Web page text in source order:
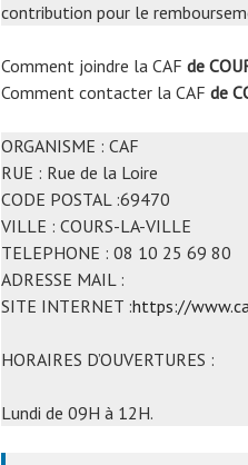
contribution pour le
Comment joindre la CAF de
Comment contacter la CAF de
ORGANISME : CAF
RUE : Rue de la Loire
CODE POSTAL :69470
VILLE : COURS-LA-VILLE
TELEPHONE : 08 10 25 69 80
ADRESSE MAIL :
SITE INTERNET :https://
HORAIRES D’OUVERTURES :
Lundi de 09H à 12H.